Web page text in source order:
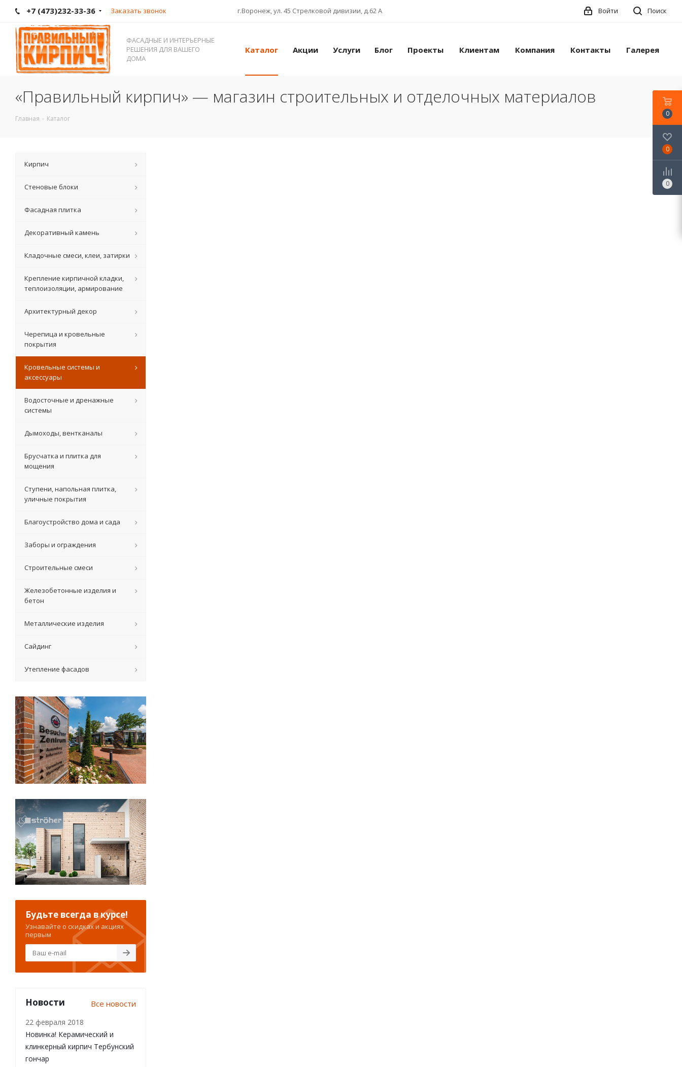
+7 (473)232-33-36 Заказать звонок г.Воронеж, ул. 45 Стрелковой дивизии, д.62 А Поиск
Войти
ФАСАДНЫЕ И ИНТЕРЬЕРНЫЕ
РЕШЕНИЯ ДЛЯ ВАШЕГО
ДОМА
Каталог Акции Услуги Блог Проекты Клиентам Компания Контакты Галерея
«Правильный кирпич» — магазин строительных и отделочных материалов
Главная - Каталог
Кирпич
Стеновые блоки
Фасадная плитка
Декоративный камень
Кладочные смеси, клеи, затирки
Крепление кирпичной кладки,
теплоизоляции, армирование
Архитектурный декор
Черепица и кровельные
покрытия
Кровельные системы и
аксессуары
Водосточные и дренажные
системы
Дымоходы, вентканалы
Брусчатка и плитка для
мощения
Ступени, напольная плитка,
уличные покрытия
Благоустройство дома и сада
Заборы и ограждения
Строительные смеси
Железобетонные изделия и
бетон
Металлические изделия
Сайдинг
Утепление фасадов
Будьте всегда в курсе!
Узнавайте о скидках и акциях
первым
Новости Все новости
22 февраля 2018
Новинка! Керамический и
клинкерный кирпич Тербунский
гончар
0
0
0